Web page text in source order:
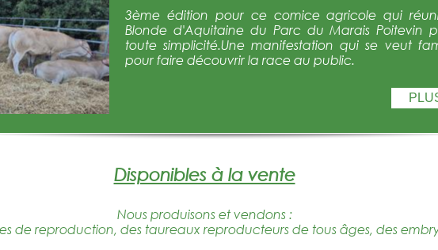
3ème édition pour ce comice agricole qui
Blonde d'Aquitaine du Parc du Marais Poitevin
toute simplicité.Une manifestation qui se veut
pour faire découvrir la race au public.
Disponibles à la vente
Nous produisons et vendons :
de reproduction, des taureaux reproducteurs de tous âges, des